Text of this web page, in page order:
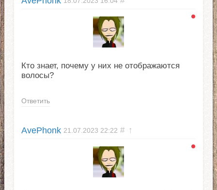
Кто знает, почему у них не отображаются
волосы?
Ответить
AvePhonk 21.07.2023 22:22 # ↑